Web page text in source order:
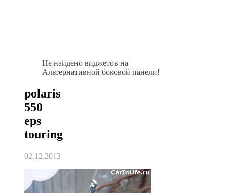
Не найдено виджетов на
Альтернативной боковой панели!
polaris
550
eps
touring
02.12.2013